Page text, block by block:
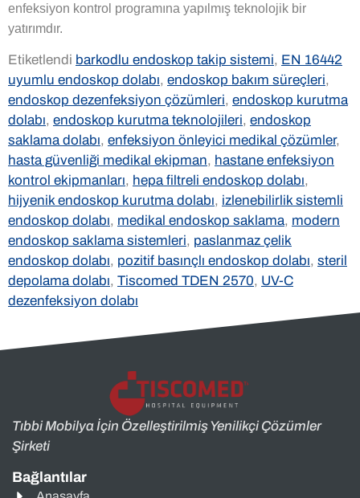
enfeksiyon kontrol programına yapılmış teknolojik bir
yatırımdır.
Etiketlendi barkodlu endoskop takip sistemi, EN 16442
uyumlu endoskop dolabı, endoskop bakım süreçleri,
endoskop dezenfeksiyon çözümleri, endoskop kurutma
dolabı, endoskop kurutma teknolojileri, endoskop
saklama dolabı, enfeksiyon önleyici medikal çözümler,
hasta güvenliği medikal ekipman, hastane enfeksiyon
kontrol ekipmanları, hepa filtreli endoskop dolabı,
hijyenik endoskop kurutma dolabı, izlenebilirlik sistemli
endoskop dolabı, medikal endoskop saklama, modern
endoskop saklama sistemleri, paslanmaz çelik
endoskop dolabı, pozitif basınçlı endoskop dolabı, steril
depolama dolabı, Tiscomed TDEN 2570, UV-C
dezenfeksiyon dolabı
Tıbbi Mobilya İçin Özelleştirilmiş Yenilikçi Çözümler
Şirketi
Bağlantılar